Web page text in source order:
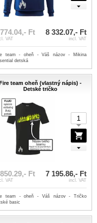
Ft
VAT
8 332.07,- Ft
incl. VAT
team - oheň - Váš názov - Mikina
detská
team oheň (vlastný nápis) -
Detské tričko
Ft
VAT
7 195.86,- Ft
incl. VAT
team - oheň - Váš názov - Tričko
basic